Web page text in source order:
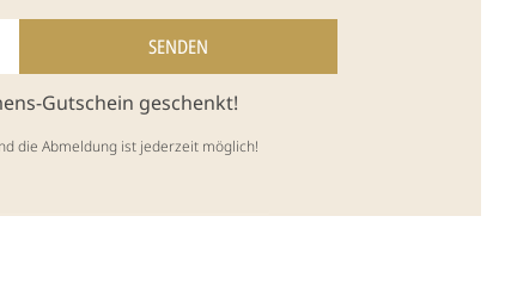
Gutschein geschenkt!
die Abmeldung ist jederzeit möglich!